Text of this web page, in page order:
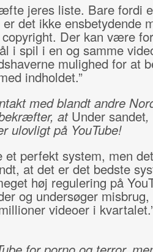
jeres liste. Bare fordi
det ikke ensbetydende
Der kan være
i spil i en og samme
mulighed for at
indholdet.”
med blandt andre
at Under sandet,
ulovligt på YouTube!
et perfekt system, men
at det er det bedste
høj regulering på
og undersøger
videoer i